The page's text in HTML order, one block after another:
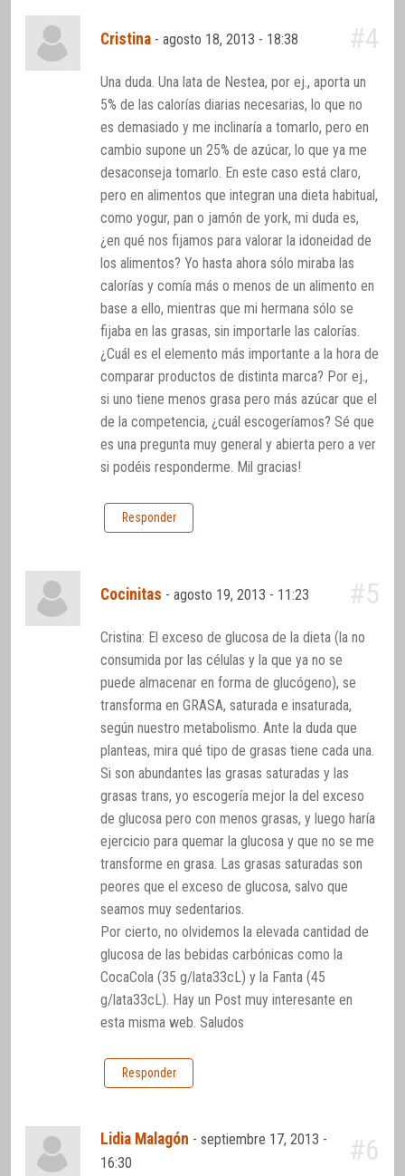
Cristina -agosto 18, 2013 - 18:38 #4
Una duda. Una lata de Nestea, por ej., aporta un
5% de las calorías diarias necesarias, lo que no
es demasiado y me inclinaría a tomarlo, pero en
cambio supone un 25% de azúcar, lo que ya me
desaconseja tomarlo. En este caso está claro,
pero en alimentos que integran una dieta habitual,
como yogur, pan o jamón de york, mi duda es,
¿en qué nos fijamos para valorar la idoneidad de
los alimentos? Yo hasta ahora sólo miraba las
calorías y comía más o menos de un alimento en
base a ello, mientras que mi hermana sólo se
fijaba en las grasas, sin importarle las calorías.
¿Cuál es el elemento más importante a la hora de
comparar productos de distinta marca? Por ej.,
si uno tiene menos grasa pero más azúcar que el
de la competencia, ¿cuál escogeríamos? Sé que
es una pregunta muy general y abierta pero a ver
si podéis responderme. Mil gracias!
Responder
Cocinitas -agosto 19, 2013 - 11:23 #5
Cristina: El exceso de glucosa de la dieta (la no
consumida por las células y la que ya no se
puede almacenar en forma de glucógeno), se
transforma en GRASA, saturada e insaturada,
según nuestro metabolismo. Ante la duda que
planteas, mira qué tipo de grasas tiene cada una.
Si son abundantes las grasas saturadas y las
grasas trans, yo escogería mejor la del exceso
de glucosa pero con menos grasas, y luego haría
ejercicio para quemar la glucosa y que no se me
transforme en grasa. Las grasas saturadas son
peores que el exceso de glucosa, salvo que
seamos muy sedentarios.
Por cierto, no olvidemos la elevada cantidad de
glucosa de las bebidas carbónicas como la
CocaCola (35 g/lata33cL) y la Fanta (45
g/lata33cL). Hay un Post muy interesante en
esta misma web. Saludos
Responder
Lidia Malagón -septiembre 17, 2013 -
16:30
#6